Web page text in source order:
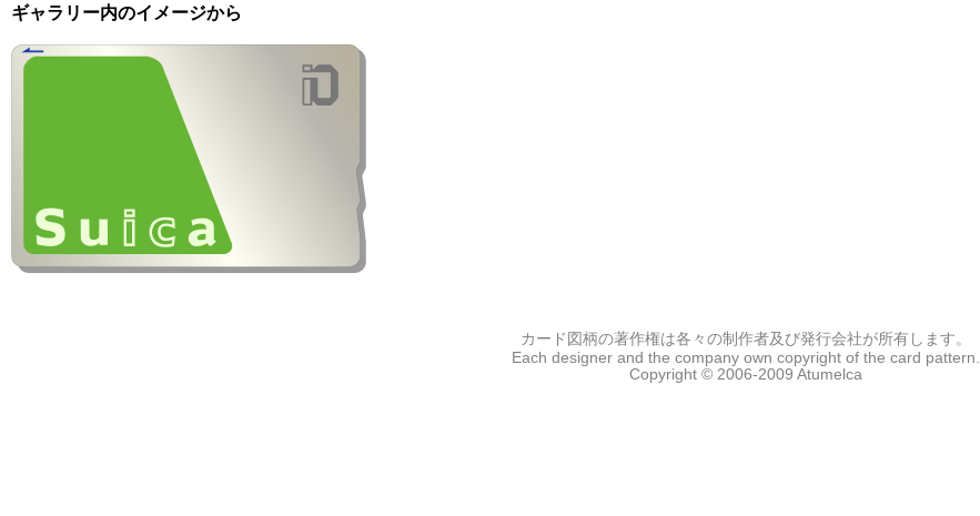
ギャラリー内のイメージから
カード図柄の著作権は各々の制作者及び発行会社が所有します。
Each designer and the company own copyright of the card pattern.
Copyright © 2006-2009 Atumelca